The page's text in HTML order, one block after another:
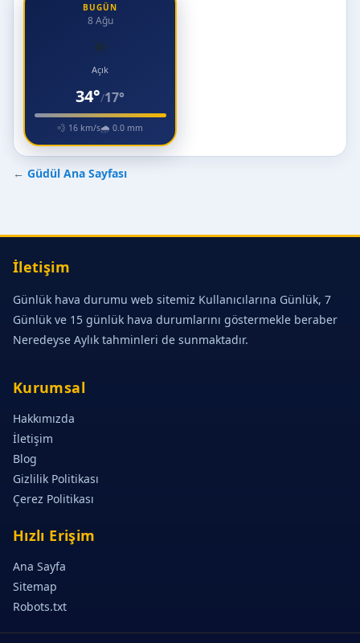
BUGÜN
8 Ağu
☀️
Açık
34°/17°
💨 16 km/s🌧 0.0 mm
← Güdül Ana Sayfası
İletişim
Günlük hava durumu web sitemiz Kullanıcılarına Günlük, 7
Günlük ve 15 günlük hava durumlarını göstermekle beraber
Neredeyse Aylık tahminleri de sunmaktadır.
Kurumsal
Hakkımızda
İletişim
Blog
Gizlilik Politikası
Çerez Politikası
Hızlı Erişim
Ana Sayfa
Sitemap
Robots.txt